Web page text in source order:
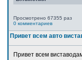
Просмотрено 67355 раз
0 комментариев
Привет всем авто
Привет всем